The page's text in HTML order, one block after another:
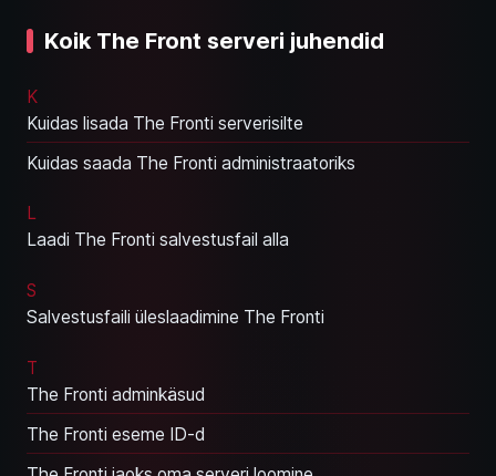
Koik The Front serveri juhendid
K
Kuidas lisada The Fronti serverisilte
Kuidas saada The Fronti administraatoriks
L
Laadi The Fronti salvestusfail alla
S
Salvestusfaili üleslaadimine The Fronti
T
The Fronti adminkäsud
The Fronti eseme ID-d